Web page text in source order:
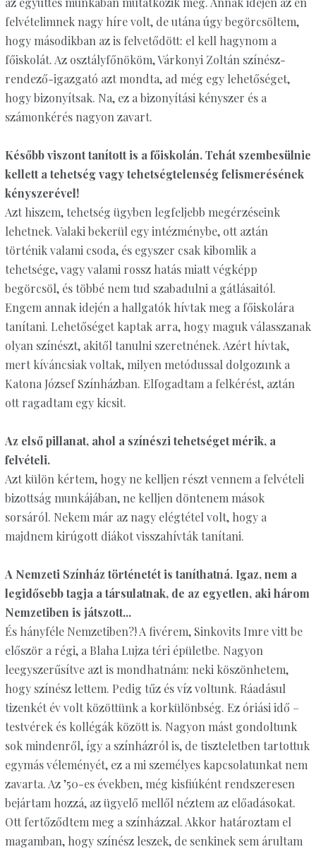
felvételimnek nagy híre volt, de utána úgy begörcsöltem,
hogy másodikban az is felvetődött: el kell hagynom a
főiskolát. Az osztályfőnököm, Várkonyi Zoltán színész-
rendező-igazgató azt mondta, ad még egy lehetőséget,
hogy bizonyítsak. Na, ez a bizonyítási kényszer és a
számonkérés nagyon zavart.
Később viszont tanított is a főiskolán. Tehát szembesülnie
kellett a tehetség vagy tehetségtelenség felismerésének
kényszerével!
Azt hiszem, tehetség ügyben legfeljebb megérzéseink
lehetnek. Valaki bekerül egy intézménybe, ott aztán
történik valami csoda, és egyszer csak kibomlik a
tehetsége, vagy valami rossz hatás miatt végképp
begörcsöl, és többé nem tud szabadulni a gátlásaitól.
Engem annak idején a hallgatók hívtak meg a főiskolára
tanítani. Lehetőséget kaptak arra, hogy maguk válasszanak
olyan színészt, akitől tanulni szeretnének. Azért hívtak,
mert kíváncsiak voltak, milyen metódussal dolgozunk a
Katona József Színházban. Elfogadtam a felkérést, aztán
ott ragadtam egy kicsit.
Az első pillanat, ahol a színészi tehetséget mérik, a
felvételi.
Azt külön kértem, hogy ne kelljen részt vennem a felvételi
bizottság munkájában, ne kelljen döntenem mások
sorsáról. Nekem már az nagy elégtétel volt, hogy a
majdnem kirúgott diákot visszahívták tanítani.
A Nemzeti Színház történetét is taníthatná. Igaz, nem a
legidősebb tagja a társulatnak, de az egyetlen, aki három
Nemzetiben is játszott...
És hányféle Nemzetiben?! A fivérem, Sinkovits Imre vitt be
először a régi, a Blaha Lujza téri épületbe. Nagyon
leegyszerűsítve azt is mondhatnám: neki köszönhetem,
hogy színész lettem. Pedig tűz és víz voltunk. Ráadásul
tizenkét év volt közöttünk a korkülönbség. Ez óriási idő –
testvérek és kollégák között is. Nagyon mást gondoltunk
sok mindenről, így a színházról is, de tiszteletben tartottuk
egymás véleményét, ez a mi személyes kapcsolatunkat nem
zavarta. Az ’50-es években, még kisfiúként rendszeresen
bejártam hozzá, az ügyelő mellől néztem az előadásokat.
Ott fertőződtem meg a színházzal. Akkor határoztam el
magamban, hogy színész leszek, de senkinek sem árultam